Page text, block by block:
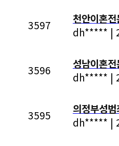
3597
천안이혼
dh***** |
3596
성남이혼
dh***** |
3595
의정부성
dh***** |